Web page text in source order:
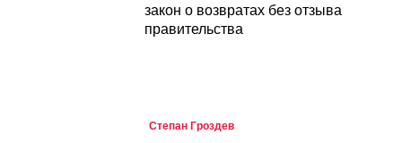
закон о возвратах без отзыва
правительства
Степан Гроздев